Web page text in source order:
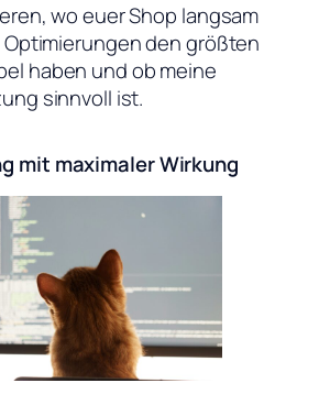
wo euer Shop langsam
den größten
haben und ob meine
sinnvoll ist.
mit maximaler Wirkung